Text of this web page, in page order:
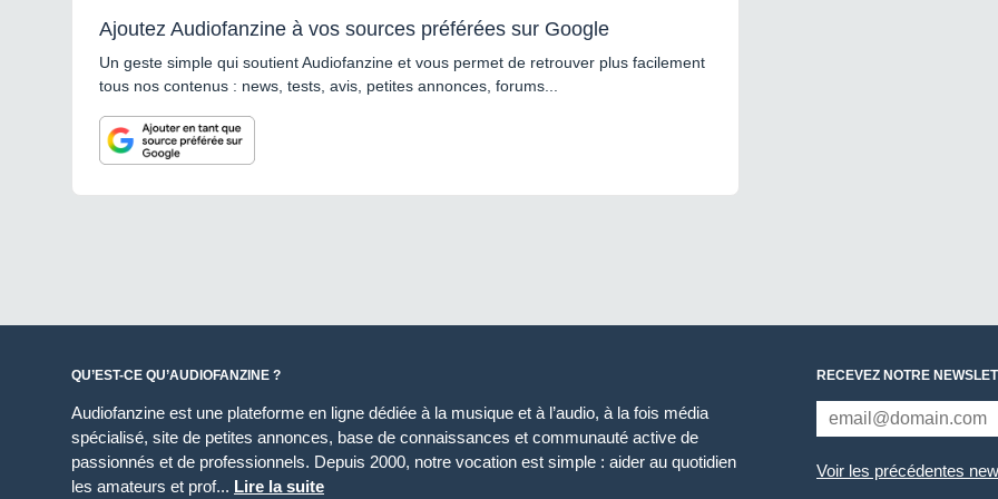
Ajoutez Audiofanzine à vos sources préférées sur Google
Un geste simple qui soutient Audiofanzine et vous permet de retrouver plus facilement
tous nos contenus : news, tests, avis, petites annonces, forums...
QU’EST-CE QU’AUDIOFANZINE ?
Audiofanzine est une plateforme en ligne dédiée à la musique et à l’audio, à la fois média
spécialisé, site de petites annonces, base de connaissances et communauté active de
passionnés et de professionnels. Depuis 2000, notre vocation est simple : aider au quotidien
les amateurs et prof... Lire la suite
RECEVEZ NOTRE
Voir les précédentes